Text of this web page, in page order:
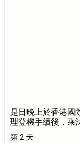
是日晚上於香港國
理登機手續後，乘
第 2 天